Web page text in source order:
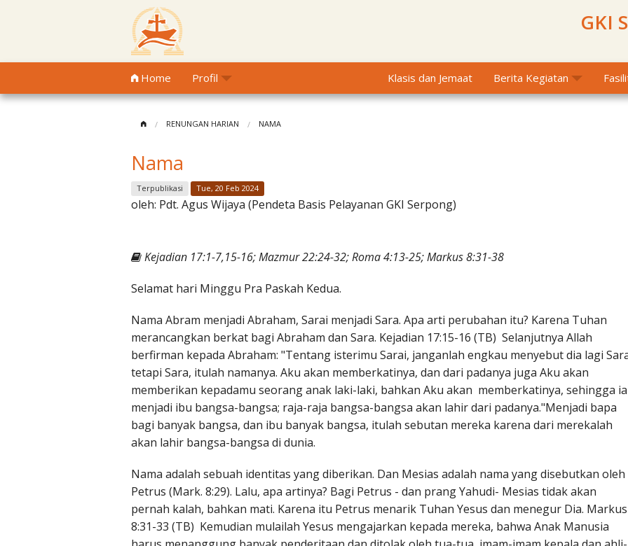
GKI
Home Profil Klasis dan Jemaat Berita Kegiatan
RENUNGAN HARIAN NAMA
Nama
Terpublikasi Tue, 20 Feb 2024
oleh: Pdt. Agus Wijaya (Pendeta Basis Pelayanan GKI Serpong)
Kejadian 17:1-7,15-16; Mazmur 22:24-32; Roma 4:13-25; Markus 8:31-38
Selamat hari Minggu Pra Paskah Kedua.
Nama Abram menjadi Abraham, Sarai menjadi Sara. Apa arti perubahan itu? Karena Tuhan
merancangkan berkat bagi Abraham dan Sara. Kejadian 17:15-16 (TB) Selanjutnya Allah
berfirman kepada Abraham: "Tentang isterimu Sarai, janganlah engkau menyebut dia lagi
tetapi Sara, itulah namanya. Aku akan memberkatinya, dan dari padanya juga Aku akan
memberikan kepadamu seorang anak laki-laki, bahkan Aku akan memberkatinya, sehingga ia
menjadi ibu bangsa-bangsa; raja-raja bangsa-bangsa akan lahir dari padanya."Menjadi bapa
bagi banyak bangsa, dan ibu banyak bangsa, itulah sebutan mereka karena dari merekalah
akan lahir bangsa-bangsa di dunia.
Nama adalah sebuah identitas yang diberikan. Dan Mesias adalah nama yang disebutkan oleh
Petrus (Mark. 8:29). Lalu, apa artinya? Bagi Petrus - dan prang Yahudi- Mesias tidak akan
pernah kalah, bahkan mati. Karena itu Petrus menarik Tuhan Yesus dan menegur Dia. Markus
8:31-33 (TB) Kemudian mulailah Yesus mengajarkan kepada mereka, bahwa Anak Manusia